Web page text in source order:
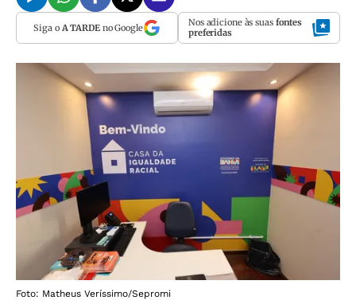
Siga o A TARDEno Google Nos adicione às suas fontes
preferidas
Foto: Matheus Veríssimo/Sepromi